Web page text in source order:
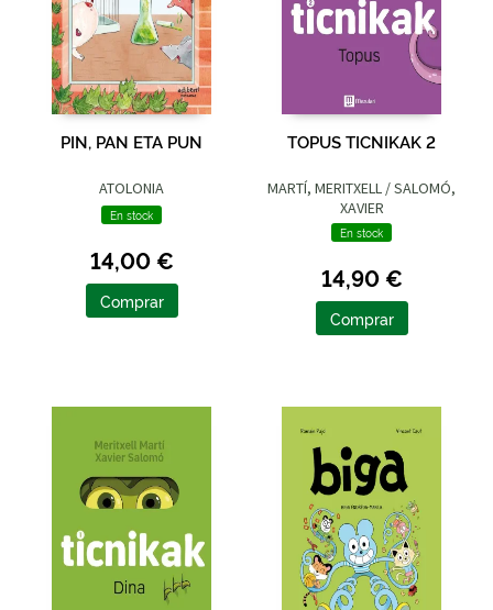
PIN, PAN ETA PUN
ATOLONIA
En stock
14,00 €
Comprar
TOPUS TICNIKAK 2
MARTÍ, MERITXELL / SALOMÓ,
XAVIER
En stock
14,90 €
Comprar